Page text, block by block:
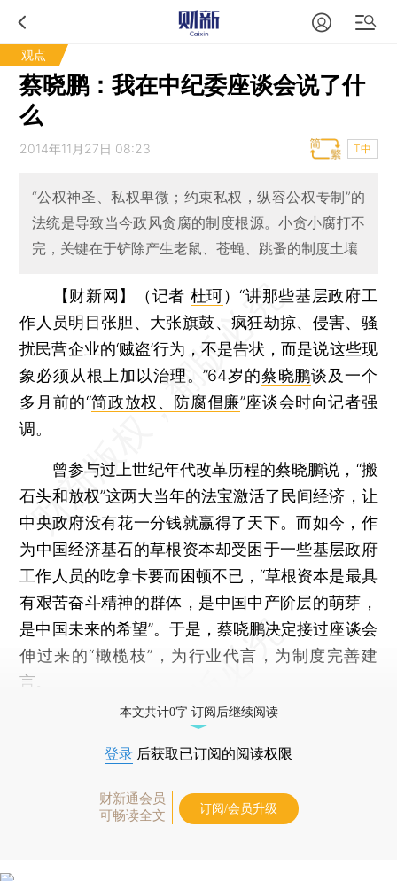
观点
蔡晓鹏：我在中纪委座谈会说了什
么
2014年11月27日 08:23 T中
“公权神圣、私权卑微；约束私权，纵容公权专制”的
法统是导致当今政风贪腐的制度根源。小贪小腐打不
完，关键在于铲除产生老鼠、苍蝇、跳蚤的制度土壤
【财新网】（记者 杜珂）“讲那些基层政府工
作人员明目张胆、大张旗鼓、疯狂劫掠、侵害、骚
扰民营企业的‘贼盗’行为，不是告状，而是说这些现
象必须从根上加以治理。”64岁的蔡晓鹏谈及一个
多月前的“简政放权、防腐倡廉”座谈会时向记者强
调。
曾参与过上世纪年代改革历程的蔡晓鹏说，“搬
石头和放权”这两大当年的法宝激活了民间经济，让
中央政府没有花一分钱就赢得了天下。而如今，作
为中国经济基石的草根资本却受困于一些基层政府
工作人员的吃拿卡要而困顿不已，“草根资本是最具
有艰苦奋斗精神的群体，是中国中产阶层的萌芽，
是中国未来的希望”。于是，蔡晓鹏决定接过座谈会
伸过来的“橄榄枝”，为行业代言，为制度完善建
言。
本文共计0字 订阅后继续阅读
登录 后获取已订阅的阅读权限
财新通会员
可畅读全文
订阅/会员升级